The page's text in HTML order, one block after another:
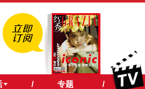
/ 专题 /